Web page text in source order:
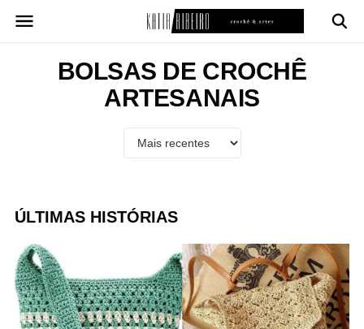
para
BOLSAS DE CROCHÊ
ARTESANAIS
ÚLTIMAS HISTÓRIAS